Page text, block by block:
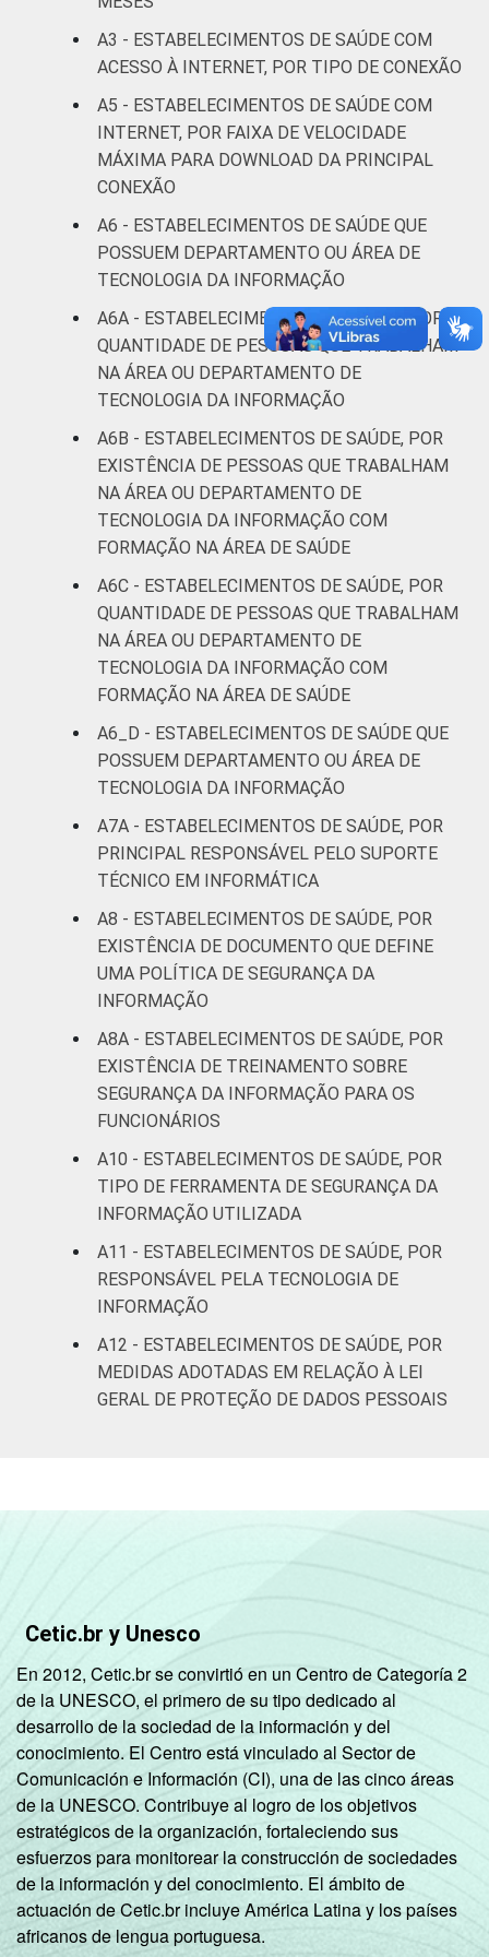
LOCALIZAÇÃO Capital 33
Fonte: CGI/NIC.br, Centro Regional de
Estudos para o Desenvolvimento da
Sociedade da Informação (Cetic.br),
Pesquisa sobre o uso das tecnologias de
informação e comunicação nos
estabelecimentos de saúde brasileiros – TIC
A3 - ESTABELECIMENTOS DE SAÚDE COM
ACESSO À INTERNET, POR TIPO DE CONEXÃO
A5 - ESTABELECIMENTOS DE SAÚDE COM
INTERNET, POR FAIXA DE VELOCIDADE
MÁXIMA PARA DOWNLOAD DA PRINCIPAL
CONEXÃO
A6 - ESTABELECIMENTOS DE SAÚDE QUE
POSSUEM DEPARTAMENTO OU ÁREA DE
TECNOLOGIA DA INFORMAÇÃO
A6A - ESTABELECIMENTOS DE SAÚDE, POR
QUANTIDADE DE PESSOAS QUE TRABALHAM
NA ÁREA OU DEPARTAMENTO DE
TECNOLOGIA DA INFORMAÇÃO
A6B - ESTABELECIMENTOS DE SAÚDE, POR
EXISTÊNCIA DE PESSOAS QUE TRABALHAM
NA ÁREA OU DEPARTAMENTO DE
TECNOLOGIA DA INFORMAÇÃO COM
FORMAÇÃO NA ÁREA DE SAÚDE
A6C - ESTABELECIMENTOS DE SAÚDE, POR
QUANTIDADE DE PESSOAS QUE TRABALHAM
NA ÁREA OU DEPARTAMENTO DE
TECNOLOGIA DA INFORMAÇÃO COM
FORMAÇÃO NA ÁREA DE SAÚDE
A6_D - ESTABELECIMENTOS DE SAÚDE QUE
POSSUEM DEPARTAMENTO OU ÁREA DE
TECNOLOGIA DA INFORMAÇÃO
A7A - ESTABELECIMENTOS DE SAÚDE, POR
PRINCIPAL RESPONSÁVEL PELO SUPORTE
TÉCNICO EM INFORMÁTICA
A8 - ESTABELECIMENTOS DE SAÚDE, POR
EXISTÊNCIA DE DOCUMENTO QUE DEFINE
UMA POLÍTICA DE SEGURANÇA DA
INFORMAÇÃO
A8A - ESTABELECIMENTOS DE SAÚDE, POR
EXISTÊNCIA DE TREINAMENTO SOBRE
SEGURANÇA DA INFORMAÇÃO PARA OS
FUNCIONÁRIOS
A10 - ESTABELECIMENTOS DE SAÚDE, POR
TIPO DE FERRAMENTA DE SEGURANÇA DA
INFORMAÇÃO UTILIZADA
A11 - ESTABELECIMENTOS DE SAÚDE, POR
RESPONSÁVEL PELA TECNOLOGIA DE
INFORMAÇÃO
A12 - ESTABELECIMENTOS DE SAÚDE, POR
MEDIDAS ADOTADAS EM RELAÇÃO À LEI
GERAL DE PROTEÇÃO DE DADOS PESSOAIS
Cetic.br y Unesco
En 2012, Cetic.br se convirtió en un Centro de Categoría 2
de la UNESCO, el primero de su tipo dedicado al
desarrollo de la sociedad de la información y del
conocimiento. El Centro está vinculado al Sector de
Comunicación e Información (CI), una de las cinco áreas
de la UNESCO. Contribuye al logro de los objetivos
estratégicos de la organización, fortaleciendo sus
esfuerzos para monitorear la construcción de sociedades
de la información y del conocimiento. El ámbito de
actuación de Cetic.br incluye América Latina y los países
africanos de lengua portuguesa.